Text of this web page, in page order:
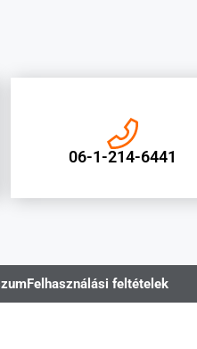
06-1-214-6441
Felhasználási feltételek